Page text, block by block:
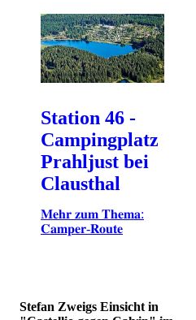
Station 46 -
Campingplatz
Prahljust bei
Clausthal
𝐌𝐞𝐡𝐫 𝐳𝐮𝐦 𝐓𝐡𝐞𝐦𝐚:
𝐂𝐚𝐦𝐩𝐞𝐫-𝐑𝐨𝐮𝐭𝐞
Stefan Zweigs Einsicht in